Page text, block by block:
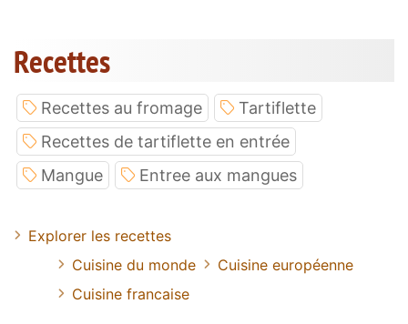
Recettes
Recettes au fromage
Tartiflette
Recettes de tartiflette en entrée
Mangue
Entree aux mangues
Explorer les recettes
Cuisine du monde
Cuisine européenne
Cuisine francaise